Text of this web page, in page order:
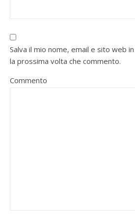
Salva il mio nome, email e sito web
la prossima volta che commento.
Commento